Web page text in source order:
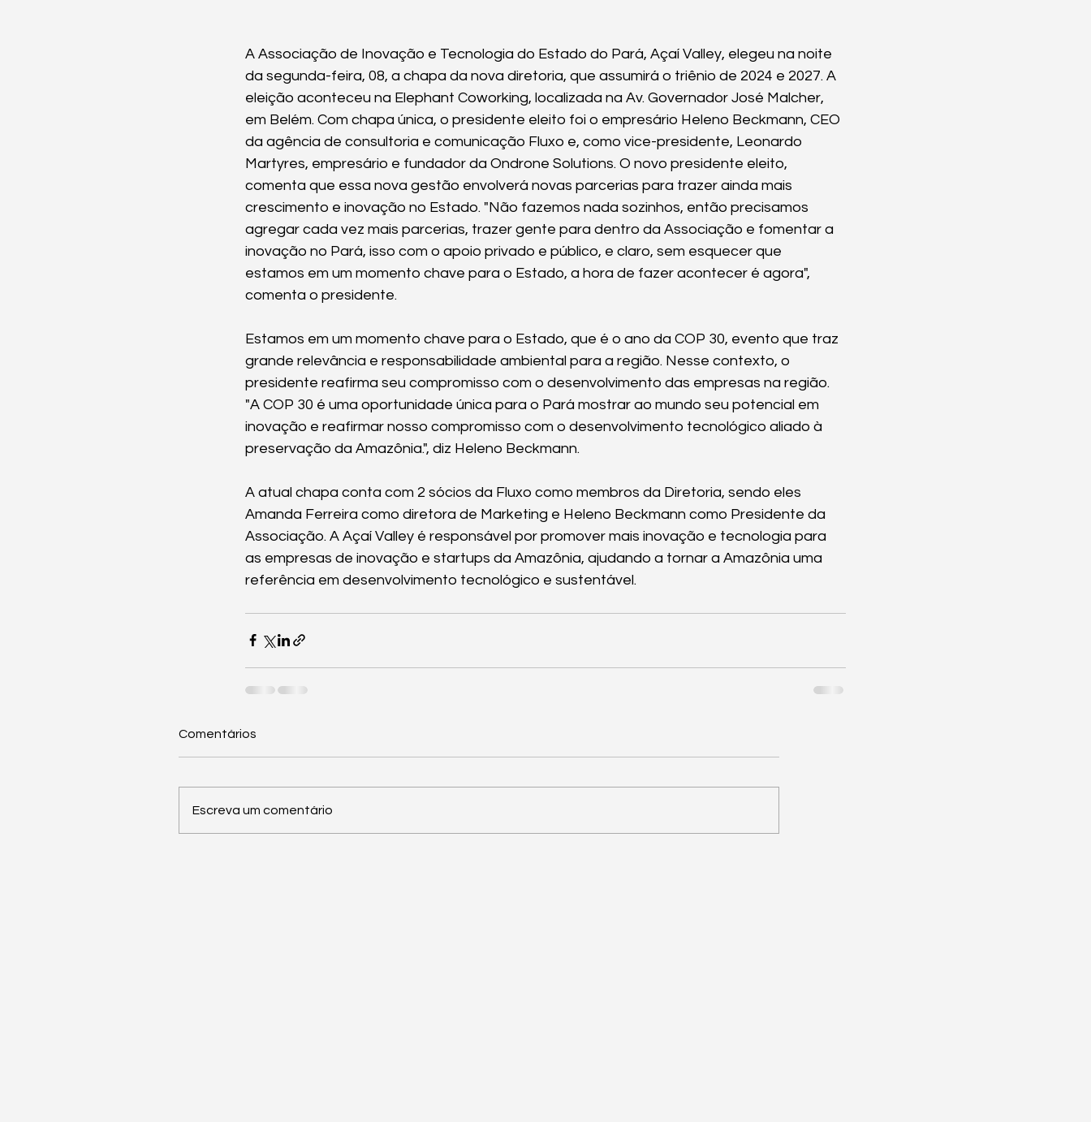
A Associação de Inovação e Tecnologia do Estado do Pará, Açaí Valley, elegeu na noite
da segunda-feira, 08, a chapa da nova diretoria, que assumirá o triênio de 2024 e 2027. A
eleição aconteceu na Elephant Coworking, localizada na Av. Governador José Malcher,
em Belém. Com chapa única, o presidente eleito foi o empresário Heleno Beckmann, CEO
da agência de consultoria e comunicação Fluxo e, como vice-presidente, Leonardo
Martyres, empresário e fundador da Ondrone Solutions. O novo presidente eleito,
comenta que essa nova gestão envolverá novas parcerias para trazer ainda mais
crescimento e inovação no Estado. "Não fazemos nada sozinhos, então precisamos
agregar cada vez mais parcerias, trazer gente para dentro da Associação e fomentar a
inovação no Pará, isso com o apoio privado e público, e claro, sem esquecer que
estamos em um momento chave para o Estado, a hora de fazer acontecer é agora",
comenta o presidente.
Estamos em um momento chave para o Estado, que é o ano da COP 30, evento que traz
grande relevância e responsabilidade ambiental para a região. Nesse contexto, o
presidente reafirma seu compromisso com o desenvolvimento das empresas na região.
"A COP 30 é uma oportunidade única para o Pará mostrar ao mundo seu potencial em
inovação e reafirmar nosso compromisso com o desenvolvimento tecnológico aliado à
preservação da Amazônia.", diz Heleno Beckmann.
A atual chapa conta com 2 sócios da Fluxo como membros da Diretoria, sendo eles
Amanda Ferreira como diretora de Marketing e Heleno Beckmann como Presidente da
Associação. A Açaí Valley é responsável por promover mais inovação e tecnologia para
as empresas de inovação e startups da Amazônia, ajudando a tornar a Amazônia uma
referência em desenvolvimento tecnológico e sustentável.
Comentários
Escreva um comentário